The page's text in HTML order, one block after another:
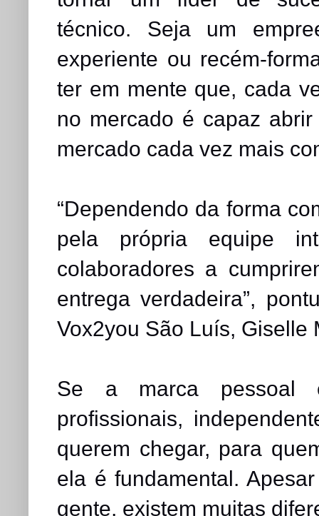
técnico. Seja um
experiente ou recém-
ter em mente que, cada
no mercado é capaz
mercado cada vez mais
“Dependendo da forma
pela própria equipe
colaboradores a
entrega verdadeira”,
Vox2you São Luís, Giselle
Se a marca pessoal
profissionais,
querem chegar, para
ela é fundamental.
gente, existem muitas